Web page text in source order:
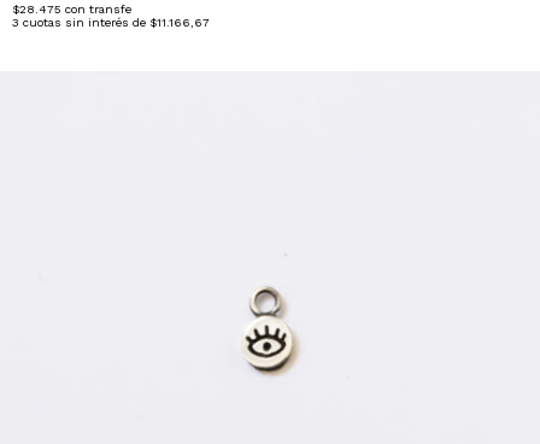
$28.475 con transfe
3 cuotas sin interés de $11.166,67